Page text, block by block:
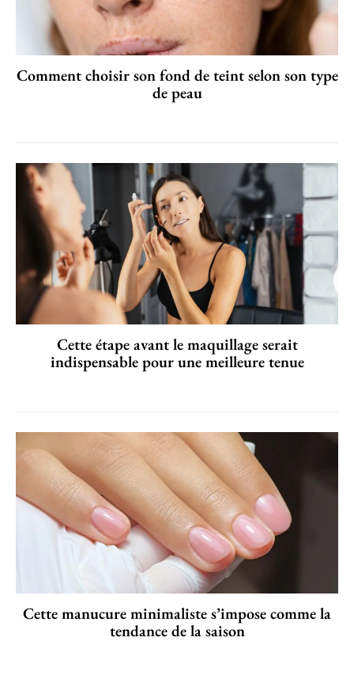
Comment choisir son fond de teint selon son type
de peau
Cette étape avant le maquillage serait
indispensable pour une meilleure tenue
Cette manucure minimaliste s’impose comme la
tendance de la saison